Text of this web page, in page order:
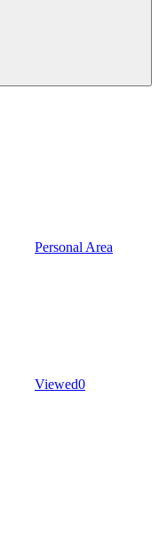
Personal Area
Viewed0